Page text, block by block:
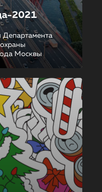
2021
Департамента
Москвы